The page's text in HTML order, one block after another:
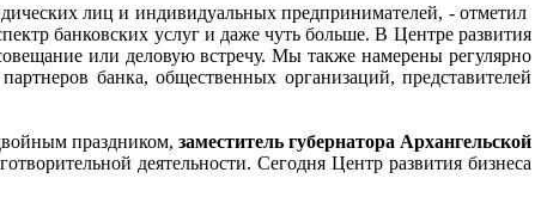
лиц и индивидуальных предпринимателей, - отметил
банковских услуг и даже чуть больше. В Центре развития
или деловую встречу. Мы также намерены регулярно
банка, общественных организаций, представителей
праздником, заместитель губернатора Архангельской
деятельности. Сегодня Центр развития бизнеса